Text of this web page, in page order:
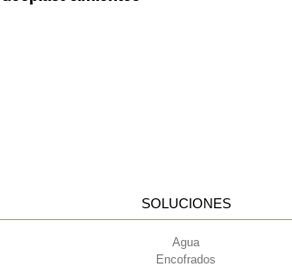
SOLUCIONES
Agua
Encofrados